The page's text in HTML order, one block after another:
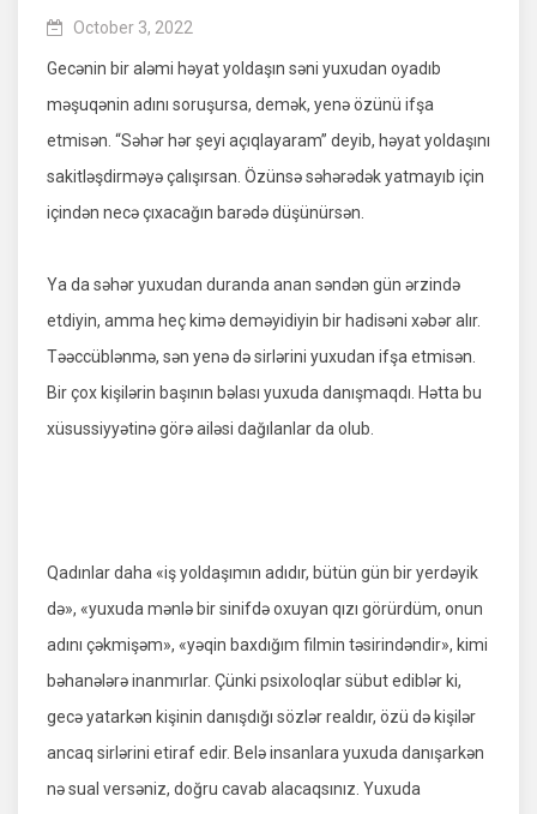
October 3, 2022
Gecənin bir aləmi həyat yoldaşın səni yuxudan oyadıb
məşuqənin adını soruşursa, demək, yenə özünü ifşa
etmisən. “Səhər hər şeyi açıqlayaram” deyib, həyat yoldaşını
sakitləşdirməyə çalışırsan. Özünsə səhərədək yatmayıb için
içindən necə çıxacağın barədə düşünürsən.
Ya da səhər yuxudan duranda anan səndən gün ərzində
etdiyin, amma heç kimə deməyidiyin bir hadisəni xəbər alır.
Təəccüblənmə, sən yenə də sirlərini yuxudan ifşa etmisən.
Bir çox kişilərin başının bəlası yuxuda danışmaqdı. Hətta bu
xüsussiyyətinə görə ailəsi dağılanlar da olub.
Qadınlar daha «iş yoldaşımın adıdır, bütün gün bir yerdəyik
də», «yuxuda mənlə bir sinifdə oxuyan qızı görürdüm, onun
adını çəkmişəm», «yəqin baxdığım filmin təsirindəndir», kimi
bəhanələrə inanmırlar. Çünki psixoloqlar sübut ediblər ki,
gecə yatarkən kişinin danışdığı sözlər realdır, özü də kişilər
ancaq sirlərini etiraf edir. Belə insanlara yuxuda danışarkən
nə sual versəniz, doğru cavab alacaqsınız. Yuxuda